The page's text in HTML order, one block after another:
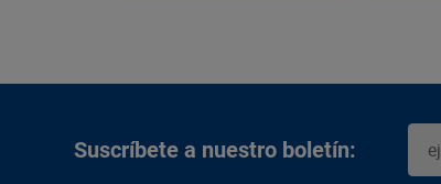
Suscríbete a nuestro boletín: